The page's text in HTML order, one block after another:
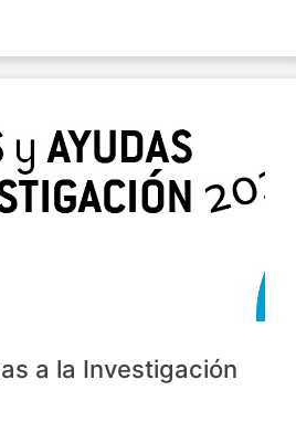
a la Investigación